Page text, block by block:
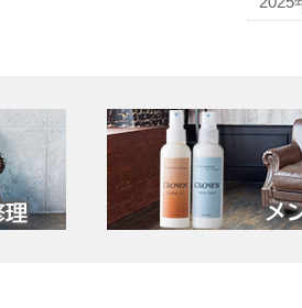
バ
ギ
グ
ク